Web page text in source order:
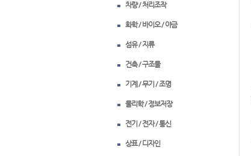
차량 / 처리조작
화학 / 바이오 / 야금
섬유 / 지류
건축 / 구조물
기계 / 무기 / 조명
물리학 / 정보저장
전기 / 전자 / 통신
상표 / 디자인